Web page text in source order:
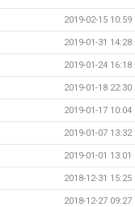
2019-02-15 10:59
2019-01-31 14:28
2019-01-24 16:18
2019-01-18 22:30
2019-01-17 10:04
2019-01-07 13:32
2019-01-01 13:01
2018-12-31 15:25
2018-12-27 09:27